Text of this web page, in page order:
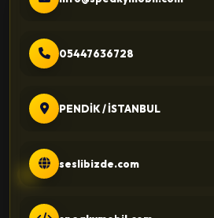
05447636728
PENDİK / İSTANBUL
seslibizde.com